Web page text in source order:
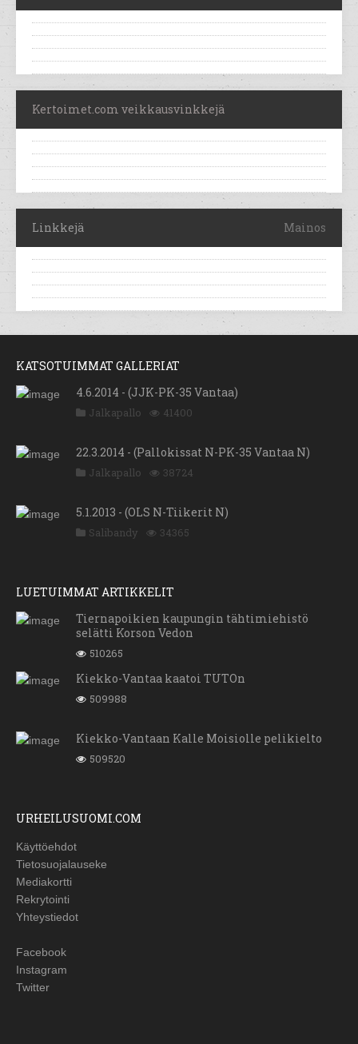
Kertoimet.com veikkausvinkkejä
Linkkejä Mainos
KATSOTUIMMAT GALLERIAT
4.6.2014 - (JJK-PK-35 Vantaa)
Jalkapallo 41400
22.3.2014 - (Pallokissat N-PK-35 Vantaa N)
Jalkapallo 38724
5.1.2013 - (OLS N-Tiikerit N)
Salibandy 34365
LUETUIMMAT ARTIKKELIT
Tiernapoikien kaupungin tähtimiehistö
selätti Korson Vedon
510265
Kiekko-Vantaa kaatoi TUTOn
509988
Kiekko-Vantaan Kalle Moisiolle pelikielto
509520
URHEILUSUOMI.COM
Käyttöehdot
Tietosuojalauseke
Mediakortti
Rekrytointi
Yhteystiedot
Facebook
Instagram
Twitter